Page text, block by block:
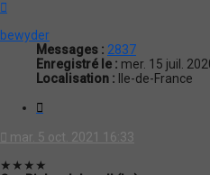
bewyder
Messages : 2837
Enregistré le : mer. 15 juil.
Localisation : Ile-de-France
mar. 5 oct. 2021 16:33
★★★★